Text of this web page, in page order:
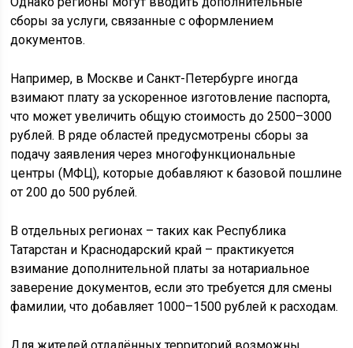
сборы за услуги, связанные с оформлением
документов.
Например, в Москве и Санкт-Петербурге иногда
взимают плату за ускоренное изготовление паспорта,
что может увеличить общую стоимость до 2500–3000
рублей. В ряде областей предусмотрены сборы за
подачу заявления через многофункциональные
центры (МФЦ), которые добавляют к базовой пошлине
от 200 до 500 рублей.
В отдельных регионах – таких как Республика
Татарстан и Краснодарский край – практикуется
взимание дополнительной платы за нотариальное
заверение документов, если это требуется для смены
фамилии, что добавляет 1000–1500 рублей к расходам.
Для жителей отдалённых территорий возможны